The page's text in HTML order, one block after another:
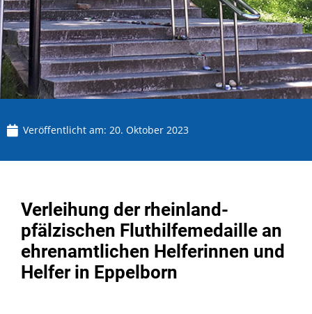
Veröffentlicht am: 20. Oktober 2023
Verleihung der rheinland-
pfälzischen Fluthilfemedaille an
ehrenamtlichen Helferinnen und
Helfer in Eppelborn